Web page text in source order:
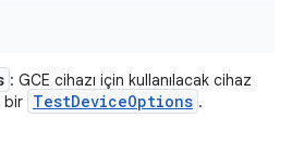
: GCE cihazı için kullanılacak cihaz
bir TestDeviceOptions .